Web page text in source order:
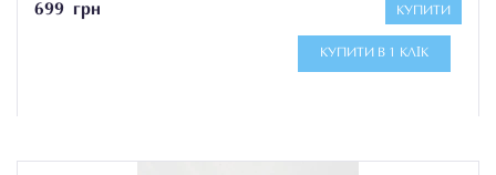
699 грн КУПИТИ
КУПИТИ В 1 КЛІК